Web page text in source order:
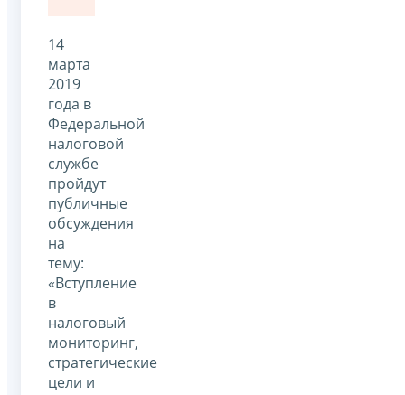
14
марта
2019
года в
Федеральной
налоговой
службе
пройдут
публичные
обсуждения
на
тему:
«Вступление
в
налоговый
мониторинг,
стратегические
цели и